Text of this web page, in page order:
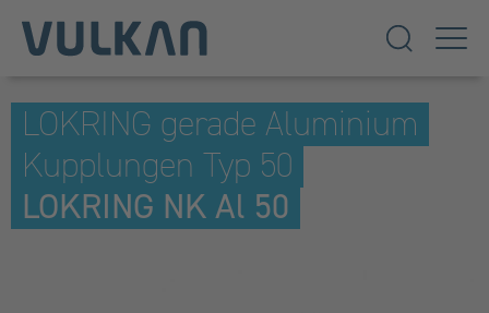
LOKRING gerade Aluminium
Kupplungen Typ 50
LOKRING NK Al 50